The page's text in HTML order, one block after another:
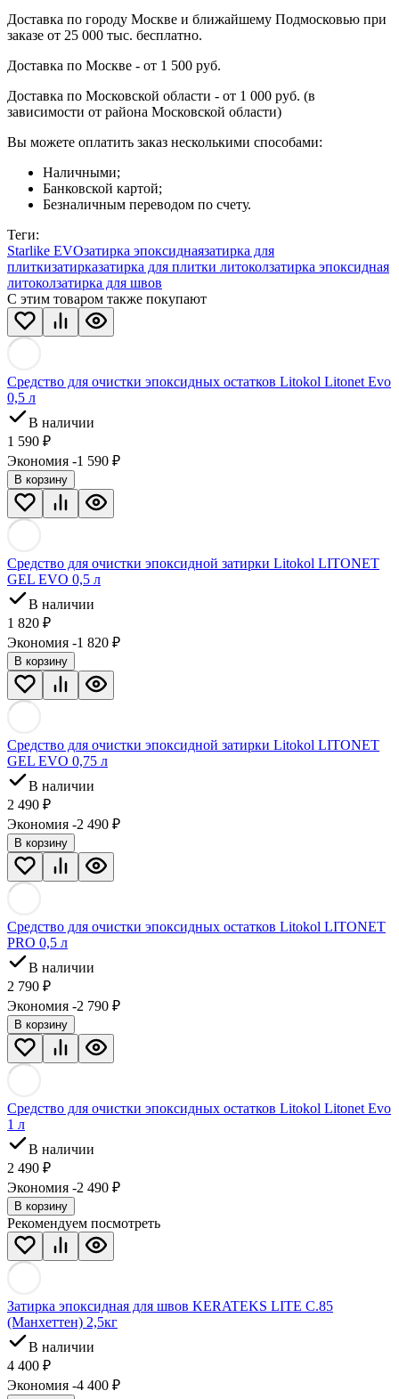
Доставка по городу Москве и ближайшему Подмосковью при
заказе от 25 000 тыс. бесплатно.
Доставка по Москве - от 1 500 руб.
Доставка по Московской области - от 1 000 руб. (в
зависимости от района Московской области)
Вы можете оплатить заказ несколькими способами:
Наличными;
Банковской картой;
Безналичным переводом по счету.
Теги:
Starlike EVOзатирка эпоксиднаязатирка для
плиткизатирказатирка для плитки литоколзатирка эпоксидная
литоколзатирка для швов
С этим товаром также покупают
Средство для очистки эпоксидных остатков Litokol Litonet Evo
0,5 л
В наличии
1 590 ₽
Экономия -1 590 ₽
В корзину
Средство для очистки эпоксидной затирки Litokol LITONET
GEL EVO 0,5 л
В наличии
1 820 ₽
Экономия -1 820 ₽
В корзину
Средство для очистки эпоксидной затирки Litokol LITONET
GEL EVO 0,75 л
В наличии
2 490 ₽
Экономия -2 490 ₽
В корзину
Средство для очистки эпоксидных остатков Litokol LITONET
PRO 0,5 л
В наличии
2 790 ₽
Экономия -2 790 ₽
В корзину
Средство для очистки эпоксидных остатков Litokol Litonet Evo
1 л
В наличии
2 490 ₽
Экономия -2 490 ₽
В корзину
Рекомендуем посмотреть
Затирка эпоксидная для швов KERATEKS LITE C.85
(Манхеттен) 2,5кг
В наличии
4 400 ₽
Экономия -4 400 ₽